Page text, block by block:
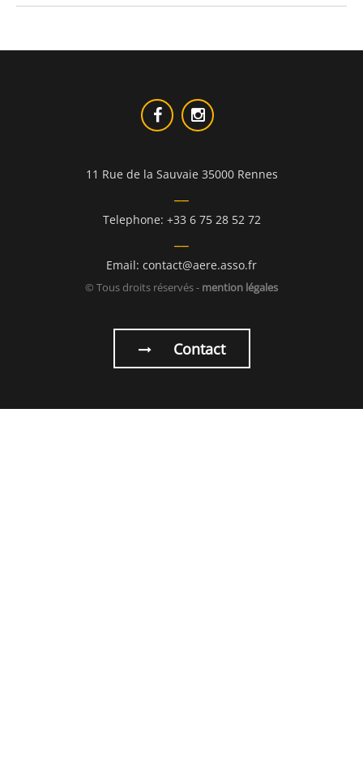
11 Rue de la Sauvaie 35000 Rennes
Telephone: +33 6 75 28 52 72
Email: contact@aere.asso.fr
© Tous droits réservés - mention légales
Contact